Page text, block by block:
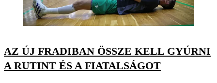
AZ ÚJ FRADIBAN ÖSSZE KELL GYÚRNI
A RUTINT ÉS A FIATALSÁGOT